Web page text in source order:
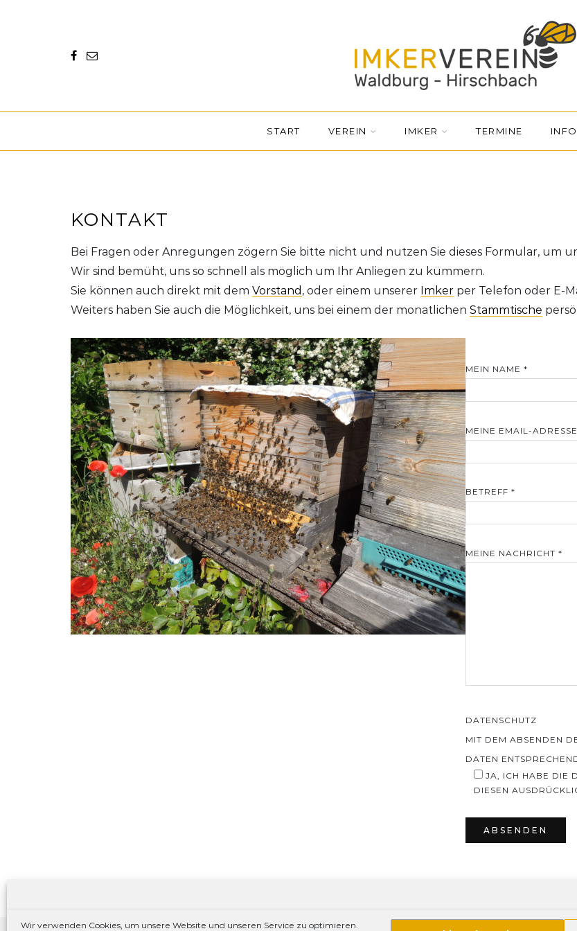
Wir verwenden Cookies, um unsere Website und unseren Service zu optimieren.
START VEREIN IMKER TERMINE INFO
KONTAKT
Bei Fragen oder Anregungen zögern Sie bitte nicht und nutzen Sie dieses Formular, um
Wir sind bemüht, uns so schnell als möglich um Ihr Anliegen zu kümmern.
Sie können auch direkt mit dem Vorstand , oder einem unserer Imker per Telefon oder E-
Weiters haben Sie auch die Möglichkeit, uns bei einem der monatlichen Stammtische
MEIN NAME *
MEINE EMAIL-
BETREFF *
MEINE NACHRICHT *
DATENSCHUTZ
MIT DEM ABSENDEN
DATEN
JA, ICH HABE DIE
DIESEN
PLEASE LEAVE THIS